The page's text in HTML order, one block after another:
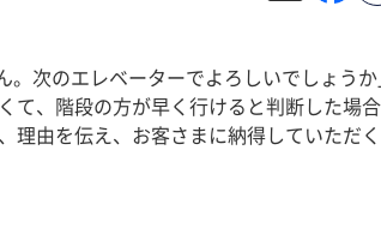
。次のエレベーターでよろしいでしょう
て、階段の方が早く行けると判断した場
理由を伝え、お客さまに納得していただ